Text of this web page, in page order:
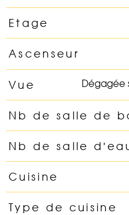
Etage
Ascenseur
Vue Dégagée
Nb de salle de
Nb de salle
Cuisine
Type de cuisine